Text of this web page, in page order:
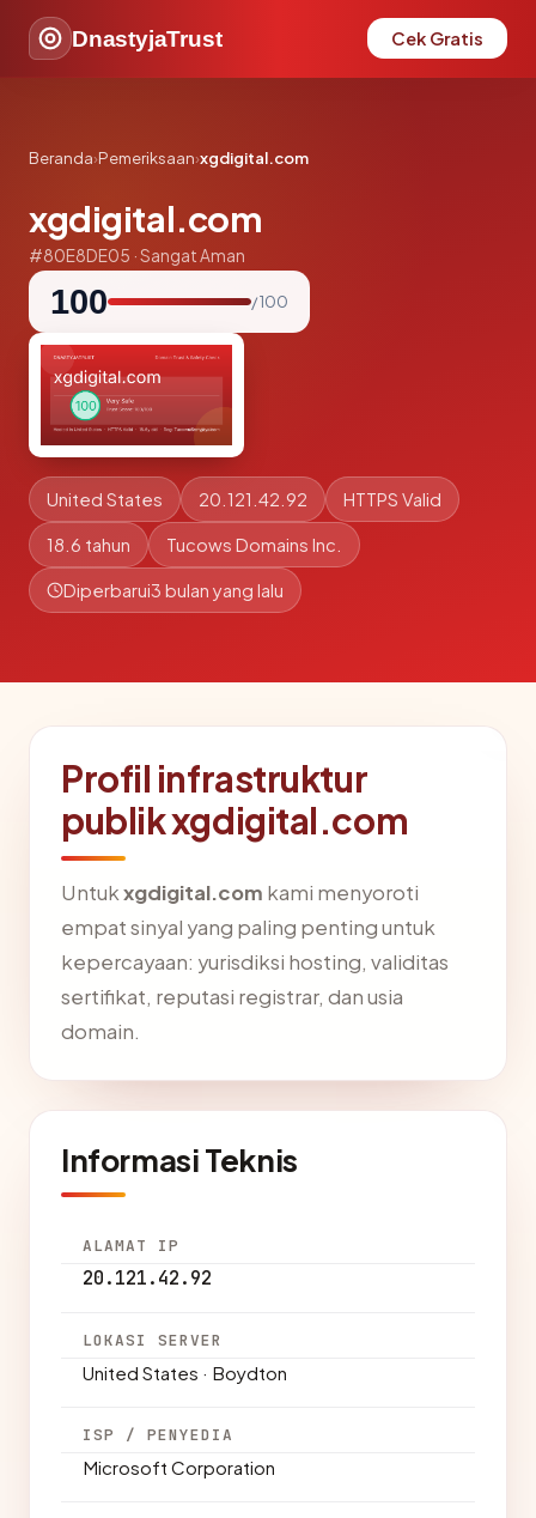
DnastyjaTrust Cek Gratis
Beranda›Pemeriksaan›xgdigital.com
xgdigital.com
#80E8DE05 · Sangat Aman
100 / 100
United States 20.121.42.92 HTTPS Valid
18.6 tahun Tucows Domains Inc.
Diperbarui3 bulan yang lalu
Profil infrastruktur
publik xgdigital.com
Untukxgdigital.com kami menyoroti
empat sinyal yang paling penting untuk
kepercayaan: yurisdiksi hosting, validitas
sertifikat, reputasi registrar, dan usia
domain.
Informasi Teknis
ALAMAT IP
20.121.42.92
LOKASI SERVER
United States · Boydton
ISP / PENYEDIA
Microsoft Corporation